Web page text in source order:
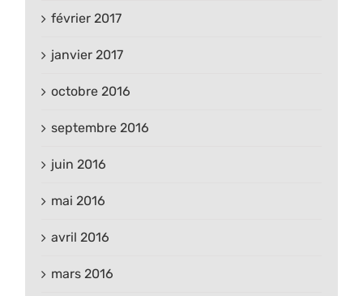
février 2017
janvier 2017
octobre 2016
septembre 2016
juin 2016
mai 2016
avril 2016
mars 2016